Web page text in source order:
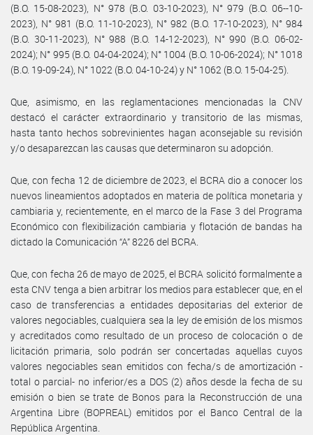
(B.O. 15-08-2023), N° 978 (B.O. 03-10-2023), N° 979 (B.O. 06--10-
2023), N° 981 (B.O. 11-10-2023), N° 982 (B.O. 17-10-2023), N° 984
(B.O. 30-11-2023), N° 988 (B.O. 14-12-2023), N° 990 (B.O. 06-02-
2024); N° 995 (B.O. 04-04-2024); N° 1004 (B.O. 10-06-2024); N° 1018
(B.O. 19-09-24), N° 1022 (B.O. 04-10-24) y N° 1062 (B.O. 15-04-25).
Que, asimismo, en las reglamentaciones mencionadas la CNV
destacó el carácter extraordinario y transitorio de las mismas,
hasta tanto hechos sobrevinientes hagan aconsejable su revisión
y/o desaparezcan las causas que determinaron su adopción.
Que, con fecha 12 de diciembre de 2023, el BCRA dio a conocer los
nuevos lineamientos adoptados en materia de política monetaria y
cambiaria y, recientemente, en el marco de la Fase 3 del Programa
Económico con flexibilización cambiaria y flotación de bandas ha
dictado la Comunicación “A” 8226 del BCRA.
Que, con fecha 26 de mayo de 2025, el BCRA solicitó formalmente a
esta CNV tenga a bien arbitrar los medios para establecer que, en el
caso de transferencias a entidades depositarias del exterior de
valores negociables, cualquiera sea la ley de emisión de los mismos
y acreditados como resultado de un proceso de colocación o de
licitación primaria, solo podrán ser concertadas aquellas cuyos
valores negociables sean emitidos con fecha/s de amortización -
total o parcial- no inferior/es a DOS (2) años desde la fecha de su
emisión o bien se trate de Bonos para la Reconstrucción de una
Argentina Libre (BOPREAL) emitidos por el Banco Central de la
República Argentina.